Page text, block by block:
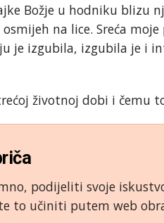
Božje u hodniku blizu
na lice. Sreća
je izgubila, izgubila je i
životnoj dobi i čemu
podijeliti svoje
to učiniti putem web